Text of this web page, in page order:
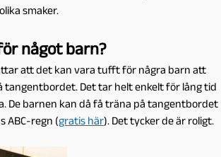
smaker.
något barn?
att det kan vara tufft för några barn att
tangentbordet. Det tar helt enkelt för lång tid
De barnen kan då få träna på tangentbordet
ABC-regn (gratis här). Det tycker de är roligt.